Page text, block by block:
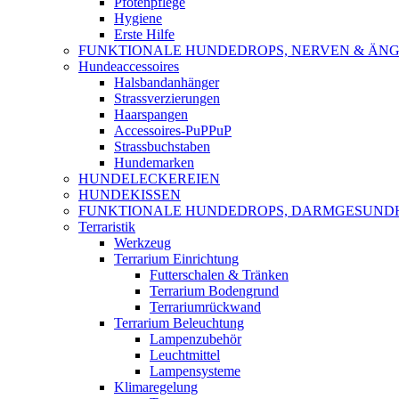
Hygiene
Erste Hilfe
FUNKTIONALE HUNDEDROPS, NERVEN &
Hundeaccessoires
Halsbandanhänger
Strassverzierungen
Haarspangen
Accessoires-PuPPuP
Strassbuchstaben
Hundemarken
HUNDELECKEREIEN
HUNDEKISSEN
FUNKTIONALE HUNDEDROPS,
Terraristik
Werkzeug
Terrarium Einrichtung
Futterschalen & Tränken
Terrarium Bodengrund
Terrariumrückwand
Terrarium Beleuchtung
Lampenzubehör
Leuchtmittel
Lampensysteme
Klimaregelung